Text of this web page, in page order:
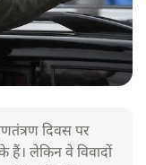
दिवस पर
हैं। लेकिन वे विवादों